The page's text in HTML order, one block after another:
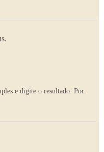
e digite o resultado. Por